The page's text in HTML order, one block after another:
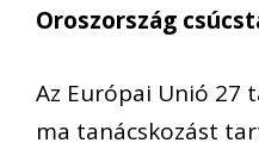
Oroszország
Az Európai Unió 27
ma tanácskozást